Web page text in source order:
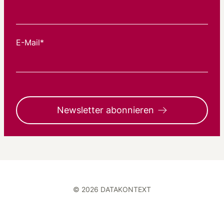
E-Mail*
Newsletter abonnieren
© 2026 DATAKONTEXT